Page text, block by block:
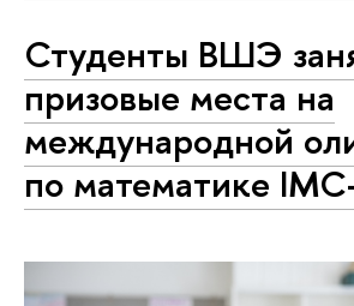
Студенты ВШЭ
призовые места на
международной
по математике